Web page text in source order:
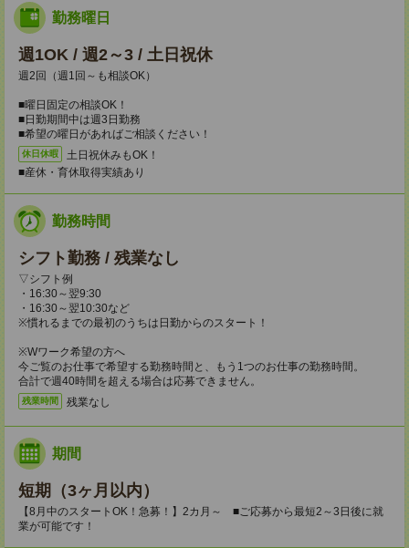
勤務曜日
週1OK / 週2～3 / 土日祝休
週2回（週1回～も相談OK）
■曜日固定の相談OK！
■日勤期間中は週3日勤務
■希望の曜日があればご相談ください！
休日休暇
土日祝休みもOK！
■産休・育休取得実績あり
勤務時間
シフト勤務 / 残業なし
▽シフト例
・16:30～翌9:30
・16:30～翌10:30など
※慣れるまでの最初のうちは日勤からのスタート！
※Wワーク希望の方へ
今ご覧のお仕事で希望する勤務時間と、もう1つのお仕事の勤務時間。
合計で週40時間を超える場合は応募できません。
残業時間 残業なし
期間
短期（3ヶ月以内）
【8月中のスタートOK！急募！】2カ月～ ■ご応募から最短2～3日後に就
業が可能です！